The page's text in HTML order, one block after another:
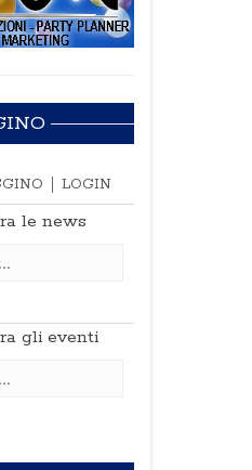
LOGIN
le news
gli eventi